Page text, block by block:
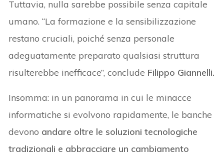
Tuttavia, nulla sarebbe possibile senza capitale
umano. “La formazione e la sensibilizzazione
restano cruciali, poiché senza personale
adeguatamente preparato qualsiasi struttura
risulterebbe inefficace”, conclude Filippo Giannelli.
Insomma: in un panorama in cui le minacce
informatiche si evolvono rapidamente, le banche
devono andare oltre le soluzioni tecnologiche
tradizionali e abbracciare un cambiamento